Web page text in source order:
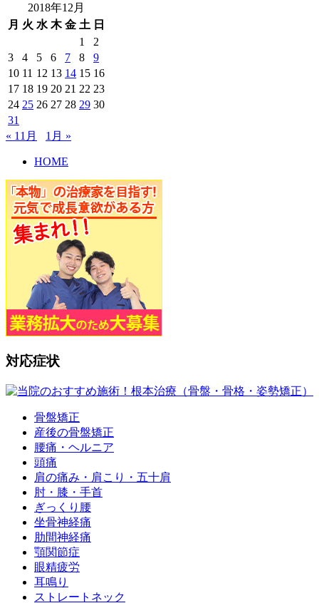
2018年12月
月 火 水 木 金 土 日
1
2
3
4 5 6 7 8
9
10 11 12 13 14 15 16
17 18 19 20 21 22 23
24 25 26 27 28 29 30
31
« 11月
1月 »
HOME
対応症状
骨盤矯正
産後の骨盤矯正
腰痛・ヘルニア
頭痛
肩の痛み・肩こり・五十肩
肘・膝・手首
ぎっくり腰
坐骨神経痛
肋間神経痛
顎関節症
眼精疲労
耳鳴り
ストレートネック